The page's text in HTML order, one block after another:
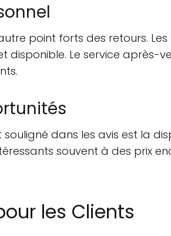
point forts des retours.
disponible. Le service après-
dans les avis est la
souvent à des prix
les Clients